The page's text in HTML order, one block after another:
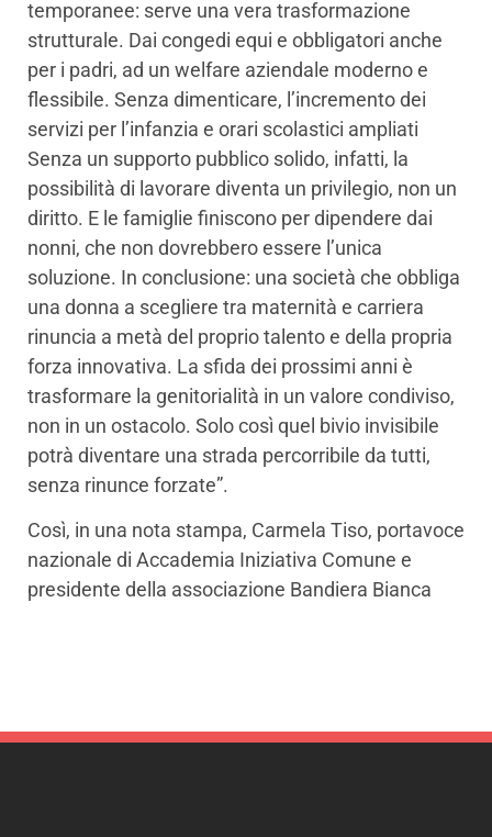
temporanee: serve una vera trasformazione
strutturale. Dai congedi equi e obbligatori anche
per i padri, ad un welfare aziendale moderno e
flessibile. Senza dimenticare, l’incremento dei
servizi per l’infanzia e orari scolastici ampliati
Senza un supporto pubblico solido, infatti, la
possibilità di lavorare diventa un privilegio, non un
diritto. E le famiglie finiscono per dipendere dai
nonni, che non dovrebbero essere l’unica
soluzione. In conclusione: una società che obbliga
una donna a scegliere tra maternità e carriera
rinuncia a metà del proprio talento e della propria
forza innovativa. La sfida dei prossimi anni è
trasformare la genitorialità in un valore condiviso,
non in un ostacolo. Solo così quel bivio invisibile
potrà diventare una strada percorribile da tutti,
senza rinunce forzate”.
Così, in una nota stampa, Carmela Tiso, portavoce
nazionale di Accademia Iniziativa Comune e
presidente della associazione Bandiera Bianca